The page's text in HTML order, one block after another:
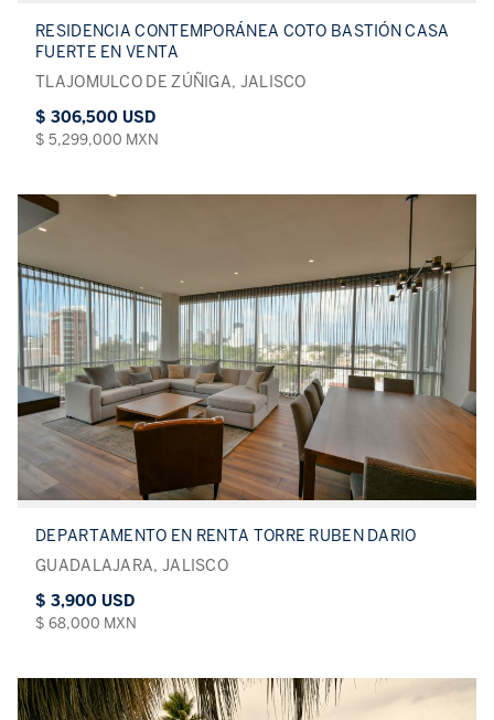
RESIDENCIA CONTEMPORÁNEA COTO BASTIÓN CASA
FUERTE EN VENTA
TLAJOMULCO DE ZÚÑIGA, JALISCO
$ 306,500 USD
$ 5,299,000 MXN
DEPARTAMENTO EN RENTA TORRE RUBEN DARIO
GUADALAJARA, JALISCO
$ 3,900 USD
$ 68,000 MXN